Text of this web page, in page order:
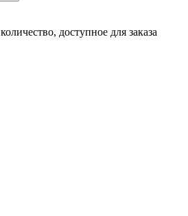
доступное для заказа